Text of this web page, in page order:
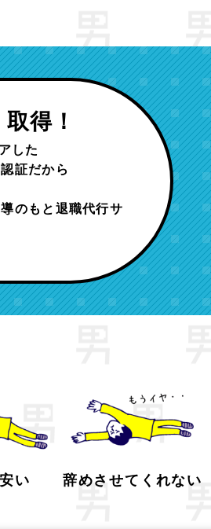
取得！
した
証だから
のもと退職代行サ
い 辞めさせてくれない